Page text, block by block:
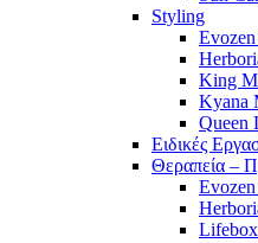
Styling
King
Kyana
Queen
Ειδικές
Θεραπεία –